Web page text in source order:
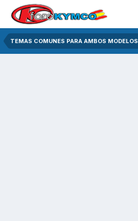
TEMAS COMUNES PARA AMBOS MODELOS